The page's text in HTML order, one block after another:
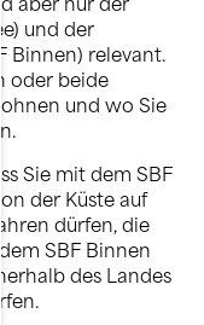
und der
Binnen) relevant.
oder beide
und wo Sie
Sie mit dem SBF
der Küste auf
dürfen, die
SBF Binnen
des Landes